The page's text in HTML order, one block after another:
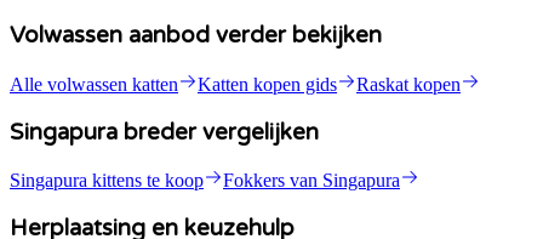
Volwassen aanbod verder bekijken
Alle volwassen katten Katten kopen gids Raskat kopen
Singapura breder vergelijken
Singapura kittens te koop Fokkers van Singapura
Herplaatsing en keuzehulp